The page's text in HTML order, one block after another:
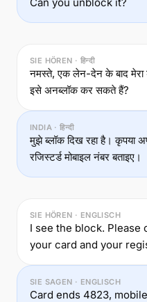
SIE HÖREN · हिन्दी
नमस्ते, एक लेन-देन के बाद मेरा
इसे अनब्लॉक कर सकते हैं?
INDIA · हिन्दी
मुझे ब्लॉक दिख रहा है। कृपया
रजिस्टर्ड मोबाइल नंबर बताइए।
SIE HÖREN · ENGLISCH
I see the block.
your card and your
SIE SAGEN · ENGLISCH
Card ends 4823,